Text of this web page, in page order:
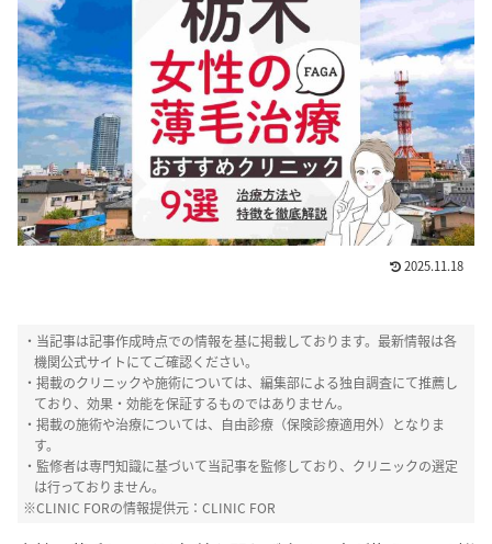
2025.11.18
HealthHair Labでは、 コンテンツポリシー
と運営指針に則り、厳正な管理のもと、女性
の髪や毛にまつわるテーマについて情報掲載
を行っております。髪や頭皮についての様々
なお悩みに対して、客観的かつ信頼性の高い
独自調査を行った上で推薦しています。
・当記事は記事作成時点での情報を基に掲載しております。最新情報は各
機関公式サイトにてご確認ください。
・掲載のクリニックや施術については、編集部による独自調査にて推薦し
ており、効果・効能を保証するものではありません。
・掲載の施術や治療については、自由診療（保険診療適用外）となりま
す。
・監修者は専門知識に基づいて当記事を監修しており、クリニックの選定
は行っておりません。
※CLINIC FORの情報提供元：CLINIC FOR